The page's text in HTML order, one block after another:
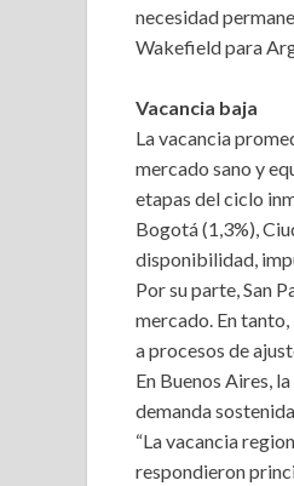
necesidad
Wakefield para
Vacancia baja
La vacancia
mercado sano y
etapas del ciclo
Bogotá (1,3%),
disponibilidad,
Por su parte, San
mercado. En
a procesos de
En Buenos Aires,
demanda
“La vacancia
respondieron